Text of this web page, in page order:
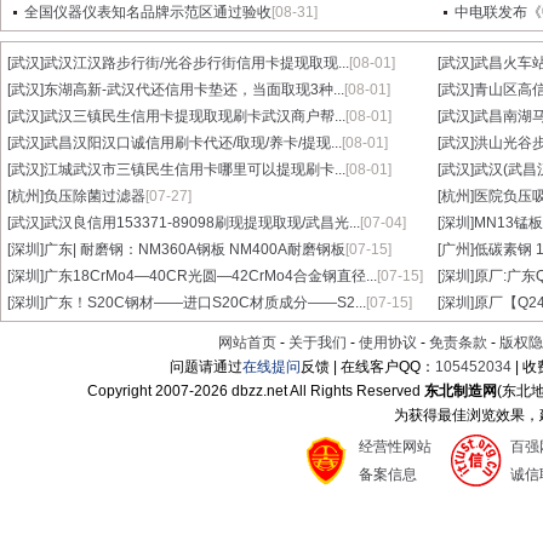
全国仪器仪表知名品牌示范区通过验收 [08-31] 中电联发布
[武汉]武汉江汉路步行街/光谷步行街信用卡提现取现...[08-01] [武汉]武昌火车
[武汉]东湖高新-武汉代还信用卡垫还，当面取现3种...[08-01] [武汉]青山区高
[武汉]武汉三镇民生信用卡提现取现刷卡武汉商户帮...[08-01] [武汉]武昌南湖
[武汉]武昌汉阳汉口诚信用刷卡代还/取现/养卡/提现...[08-01] [武汉]洪山光谷
[武汉]江城武汉市三镇民生信用卡哪里可以提现刷卡...[08-01] [武汉]武汉(武昌
[杭州]负压除菌过滤器[07-27] [杭州] 医院负压
[武汉]武汉良信用153371-89098刷现提现取现/武昌光...[07-04] [深圳] MN13锰
[深圳]广东| 耐磨钢：NM360A钢板 NM400A耐磨钢板 [07-15] [广州]低碳素钢
[深圳]广东18CrMo4—40CR光圆—42CrMo4合金钢直径...[07-15] [深圳]原厂:广东
[深圳]广东！S20C钢材——进口S20C材质成分——S2...[07-15] [深圳]原厂【
网站首页 - 关于我们 - 使用协议 - 免责条款 - 版权
问题请通过在线提问反馈 | 在线客户QQ： 105452034 |
Copyright 2007-2026 dbzz.net All Rights Reserved东北制造网(东北
为获得最佳浏览效果
经营性网站
备案信息
百强
诚信